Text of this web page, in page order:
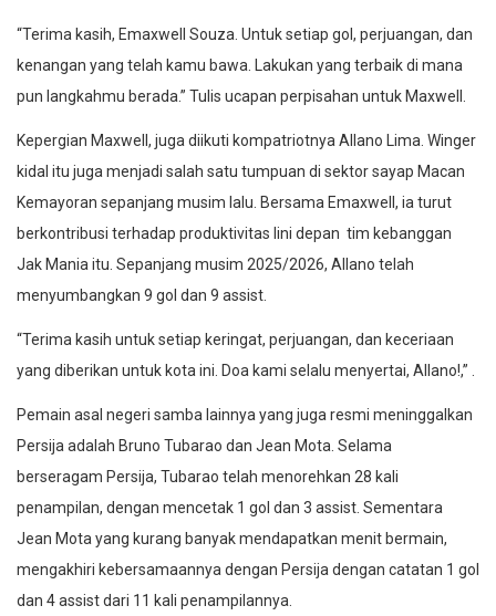
“Terima kasih, Emaxwell Souza. Untuk setiap gol, perjuangan, dan
kenangan yang telah kamu bawa. Lakukan yang terbaik di mana
pun langkahmu berada.” Tulis ucapan perpisahan untuk Maxwell.
Kepergian Maxwell, juga diikuti kompatriotnya Allano Lima. Winger
kidal itu juga menjadi salah satu tumpuan di sektor sayap Macan
Kemayoran sepanjang musim lalu. Bersama Emaxwell, ia turut
berkontribusi terhadap produktivitas lini depan tim kebanggan
Jak Mania itu. Sepanjang musim 2025/2026, Allano telah
menyumbangkan 9 gol dan 9 assist.
“Terima kasih untuk setiap keringat, perjuangan, dan keceriaan
yang diberikan untuk kota ini. Doa kami selalu menyertai, Allano!,” .
Pemain asal negeri samba lainnya yang juga resmi meninggalkan
Persija adalah Bruno Tubarao dan Jean Mota. Selama
berseragam Persija, Tubarao telah menorehkan 28 kali
penampilan, dengan mencetak 1 gol dan 3 assist. Sementara
Jean Mota yang kurang banyak mendapatkan menit bermain,
mengakhiri kebersamaannya dengan Persija dengan catatan 1 gol
dan 4 assist dari 11 kali penampilannya.